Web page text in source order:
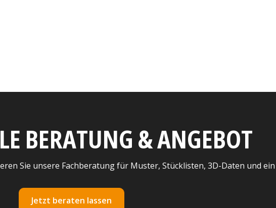
BERATUNG & ANGEBOT
Sie unsere Fachberatung für Muster, Stücklisten, 3D-Daten und
Jetzt beraten lassen